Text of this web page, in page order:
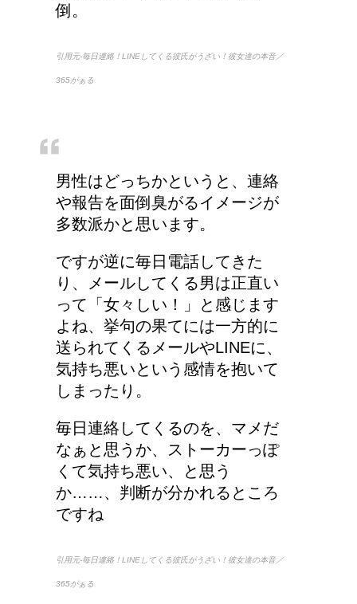
倒。
引用元-毎日連絡！LINEしてくる彼氏がうざい！彼女達の本音／
365がぁる
男性はどっちかというと、連絡
や報告を面倒臭がるイメージが
多数派かと思います。
ですが逆に毎日電話してきた
り、メールしてくる男は正直い
って「女々しい！」と感じます
よね、挙句の果てには一方的に
送られてくるメールやLINEに、
気持ち悪いという感情を抱いて
しまったり。
毎日連絡してくるのを、マメだ
なぁと思うか、ストーカーっぽ
くて気持ち悪い、と思う
か……、判断が分かれるところ
ですね
引用元-毎日連絡！LINEしてくる彼氏がうざい！彼女達の本音／
365がぁる